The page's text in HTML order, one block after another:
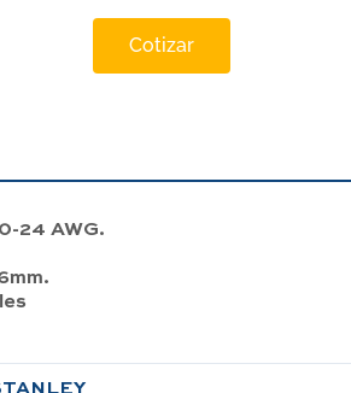
Cotizar
24 AWG.